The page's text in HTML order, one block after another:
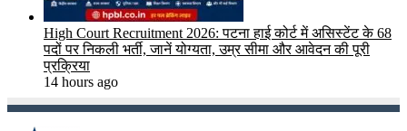
High Court Recruitment 2026: पटना हाई कोर्ट में असिस्टेंट के 68
पदों पर निकली भर्ती, जानें योग्यता, उम्र सीमा और आवेदन की पूरी
प्रक्रिया
14 hours ago